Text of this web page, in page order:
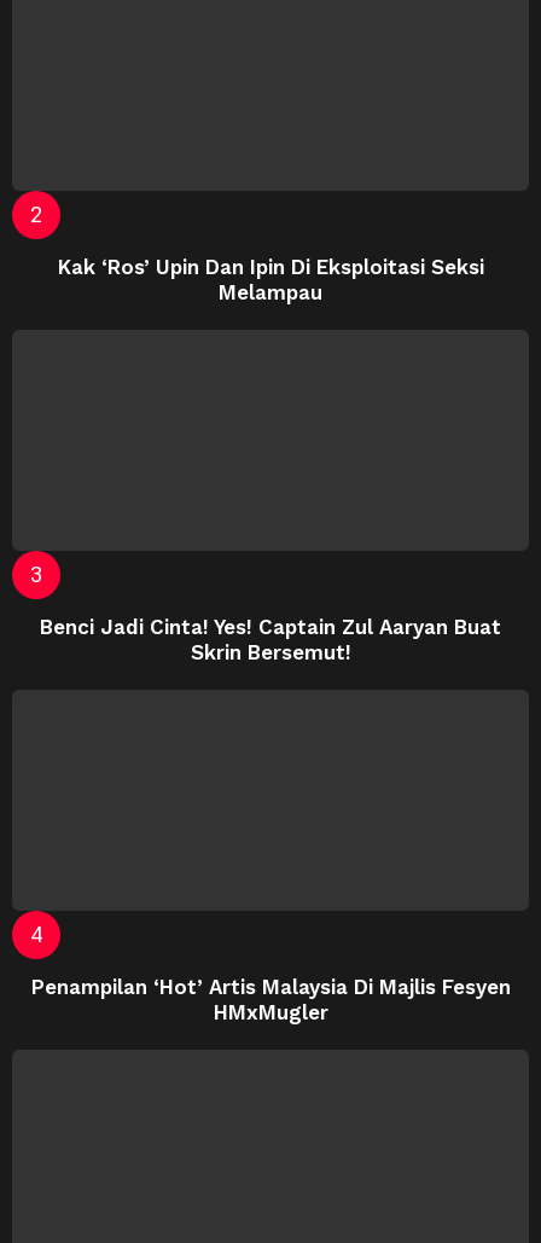
Kak ‘Ros’ Upin Dan Ipin Di Eksploitasi Seksi
Melampau
Benci Jadi Cinta! Yes! Captain Zul Aaryan Buat
Skrin Bersemut!
Penampilan ‘Hot’ Artis Malaysia Di Majlis Fesyen
HMxMugler